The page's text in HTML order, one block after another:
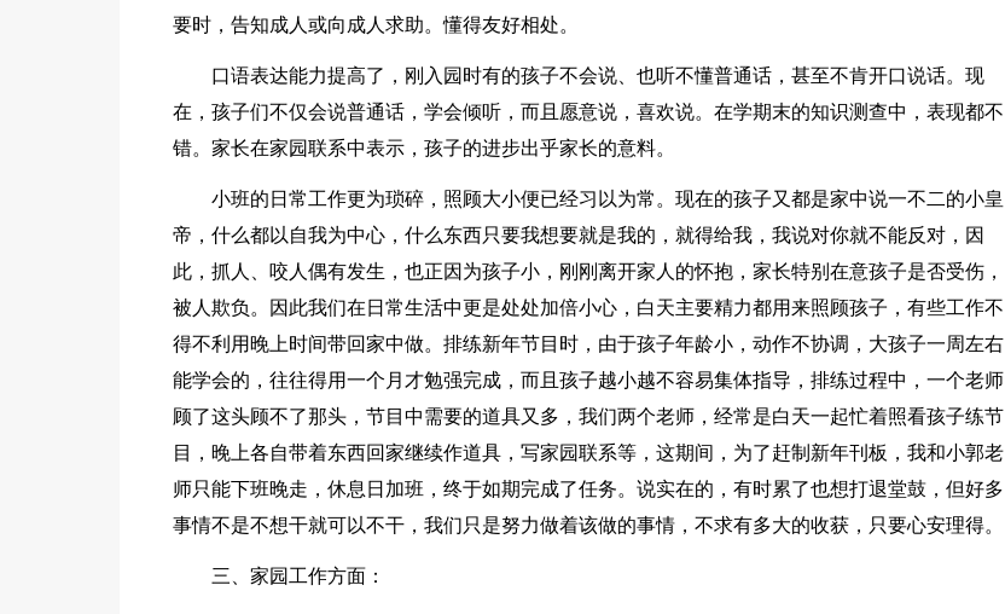
要时，告知成人或向成人求助。懂得友好相处。
口语表达能力提高了，刚入园时有的孩子不会说、也听不懂普通话，甚至不肯开口说话。现
在，孩子们不仅会说普通话，学会倾听，而且愿意说，喜欢说。在学期末的知识测查中，表现都不
错。家长在家园联系中表示，孩子的进步出乎家长的意料。
小班的日常工作更为琐碎，照顾大小便已经习以为常。现在的孩子又都是家中说一不二的小皇
帝，什么都以自我为中心，什么东西只要我想要就是我的，就得给我，我说对你就不能反对，因
此，抓人、咬人偶有发生，也正因为孩子小，刚刚离开家人的怀抱，家长特别在意孩子是否受伤，
被人欺负。因此我们在日常生活中更是处处加倍小心，白天主要精力都用来照顾孩子，有些工作不
得不利用晚上时间带回家中做。排练新年节目时，由于孩子年龄小，动作不协调，大孩子一周左右
能学会的，往往得用一个月才勉强完成，而且孩子越小越不容易集体指导，排练过程中，一个老师
顾了这头顾不了那头，节目中需要的道具又多，我们两个老师，经常是白天一起忙着照看孩子练节
目，晚上各自带着东西回家继续作道具，写家园联系等，这期间，为了赶制新年刊板，我和小郭老
师只能下班晚走，休息日加班，终于如期完成了任务。说实在的，有时累了也想打退堂鼓，但好多
事情不是不想干就可以不干，我们只是努力做着该做的事情，不求有多大的收获，只要心安理得。
三、家园工作方面：